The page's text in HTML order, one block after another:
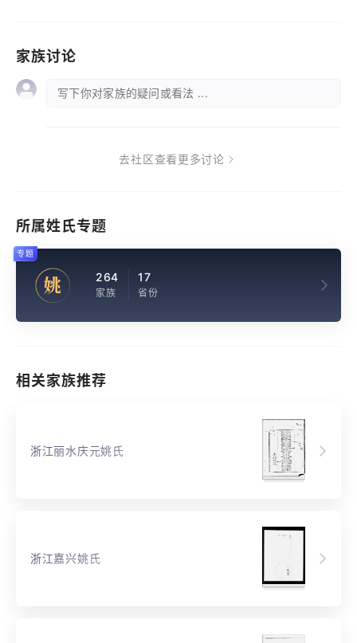
家族讨论
写下你对家族的疑问或看法 ...
去社区查看更多讨论
所属姓氏专题
姚 264
家族
17
省份
专题
相关家族推荐
浙江丽水庆元姚氏
浙江嘉兴姚氏